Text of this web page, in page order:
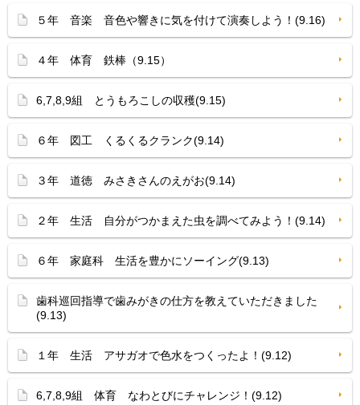
５年 音楽 音色や響きに気を付けて演奏しよう！(9.16)
４年 体育 鉄棒（9.15）
6,7,8,9組 とうもろこしの収穫(9.15)
６年 図工 くるくるクランク(9.14)
３年 道徳 みさきさんのえがお(9.14)
２年 生活 自分がつかまえた虫を調べてみよう！(9.14)
６年 家庭科 生活を豊かにソーイング(9.13)
歯科巡回指導で歯みがきの仕方を教えていただきました
(9.13)
１年 生活 アサガオで色水をつくったよ！(9.12)
6,7,8,9組 体育 なわとびにチャレンジ！(9.12)